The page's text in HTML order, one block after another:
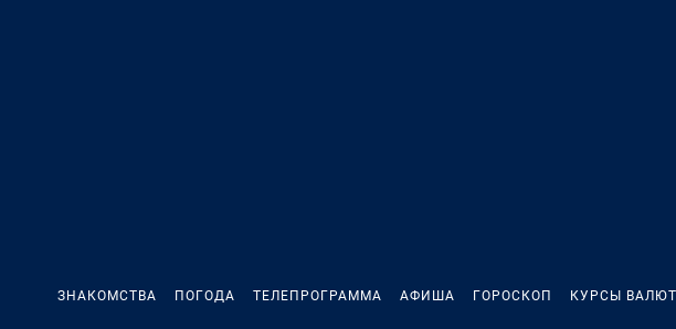
ЗНАКОМСТВА ПОГОДА ТЕЛЕПРОГРАММА АФИША ГОРОСКОП КУРСЫ ВАЛЮТ